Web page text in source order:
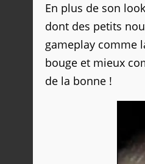
En plus de son
dont des petits
gameplay comme
bouge et mieux
de la bonne !